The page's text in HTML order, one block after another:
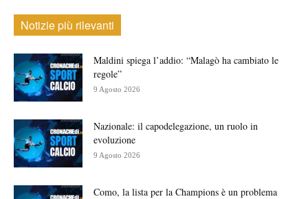
Notizie più rilevanti
Maldini spiega l’addio: “Malagò ha cambiato le
regole”
9 Agosto 2026
Nazionale: il capodelegazione, un ruolo in
evoluzione
9 Agosto 2026
Como, la lista per la Champions è un problema